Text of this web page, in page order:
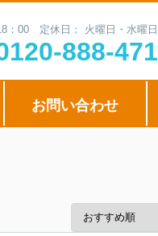
：00 定休日： 火曜日・水曜日
888-471
お問い合わせ